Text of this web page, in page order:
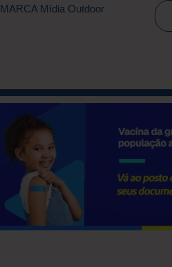
MARCA Mídia Outdoor